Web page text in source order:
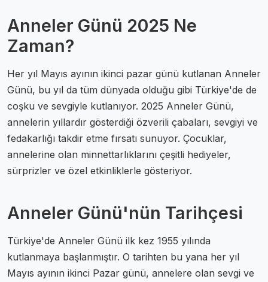
Anneler Günü 2025 Ne
Zaman?
Her yıl Mayıs ayının ikinci pazar günü kutlanan Anneler
Günü, bu yıl da tüm dünyada olduğu gibi Türkiye'de de
coşku ve sevgiyle kutlanıyor. 2025 Anneler Günü,
annelerin yıllardır gösterdiği özverili çabaları, sevgiyi ve
fedakarlığı takdir etme fırsatı sunuyor. Çocuklar,
annelerine olan minnettarlıklarını çeşitli hediyeler,
sürprizler ve özel etkinliklerle gösteriyor.
Anneler Günü'nün Tarihçesi
Türkiye'de Anneler Günü ilk kez 1955 yılında
kutlanmaya başlanmıştır. O tarihten bu yana her yıl
Mayıs ayının ikinci Pazar günü, annelere olan sevgi ve